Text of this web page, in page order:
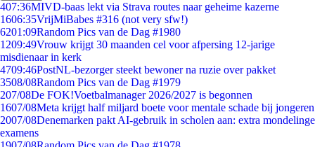
407:36MIVD-baas lekt via Strava routes naar geheime kazerne
1606:35VrijMiBabes #316 (not very sfw!)
6201:09Random Pics van de Dag #1980
1209:49Vrouw krijgt 30 maanden cel voor afpersing 12-jarige
misdienaar in kerk
4709:46PostNL-bezorger steekt bewoner na ruzie over pakket
3508/08Random Pics van de Dag #1979
207/08De FOK!Voetbalmanager 2026/2027 is begonnen
1607/08Meta krijgt half miljard boete voor mentale schade bij jongeren
2007/08Denemarken pakt AI-gebruik in scholen aan: extra mondelinge
examens